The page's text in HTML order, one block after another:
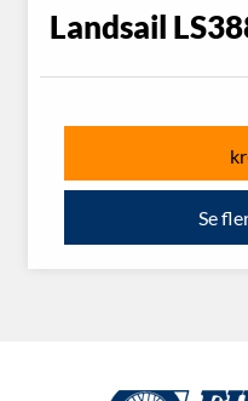
Landsail
kr
Se